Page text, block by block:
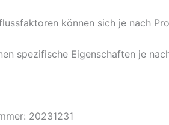
können sich je nach
spezifische Eigenschaften je
20231231